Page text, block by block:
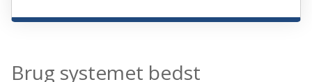
Brug systemet bedst